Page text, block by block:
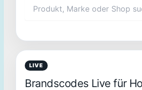
LIVE
Brandscodes Live für